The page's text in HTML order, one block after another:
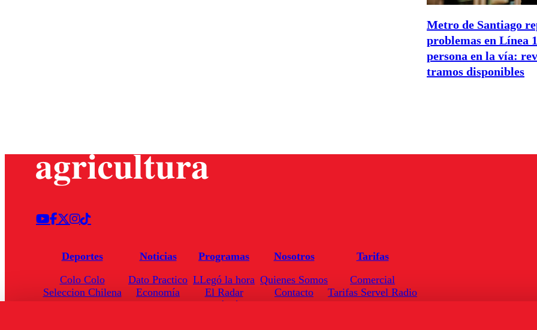
Metro de Santiago
problemas en Línea
persona en la vía:
tramos disponibles
Deportes
Colo Colo
Seleccion Chilena
Noticias
Dato Practico
Economía
Programas
LLegó la hora
El Radar
Enfoqué Público
Nosotros
Quienes Somos
Contacto
Tarifas
Comercial
Tarifas Servel Radio